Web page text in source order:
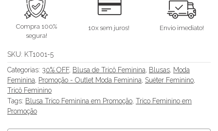
Compra 100%
segura!
10x sem juros! Envio imediato!
SKU: KT1001-5
Categorias: 30% OFF, Blusa de Tricô Feminina, Blusas, Moda
Feminina, Promoção - Outlet Moda Feminina, Suéter Feminino,
Tricô Feminino
Tags: Blusa Trico Feminina em Promoção, Trico Feminino em
Promoção